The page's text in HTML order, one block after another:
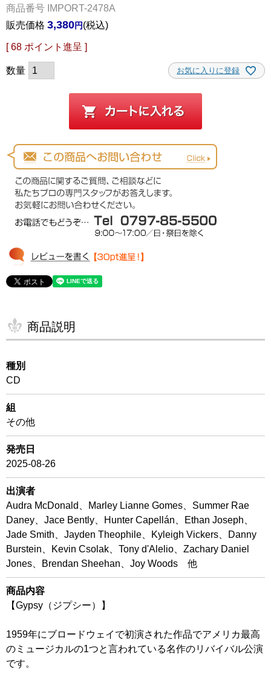
商品番号 IMPORT-2478A
販売価格 3,380 税込
[ 68 ポイント進呈 ]
お気に入りに登録
商品説明
種別
CD
組
その他
発売日
2025-08-26
出演者
Audra McDonald、Marley Lianne Gomes、Summer Rae
Daney、Jace Bently、Hunter Capellán、Ethan Joseph、
Jade Smith、Jayden Theophile、Kyleigh Vickers、Danny
Burstein、Kevin Csolak、Tony d'Alelio、Zachary Daniel
Jones、Brendan Sheehan、Joy Woods 他
商品内容
【Gypsy（ジプシー）】
1959年にブロードウェイで初演された作品でアメリカ最高
のミュージカルの1つと言われている名作のリバイバル公演
です。